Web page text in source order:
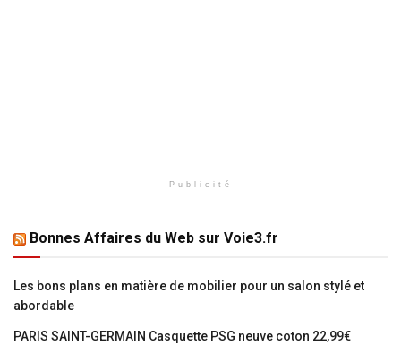
Publicité
Bonnes Affaires du Web sur Voie3.fr
Les bons plans en matière de mobilier pour un salon stylé et
abordable
PARIS SAINT-GERMAIN Casquette PSG neuve coton 22,99€